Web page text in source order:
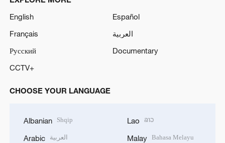
English
Español
Français
العربية
Русский
Documentary
CCTV+
CHOOSE YOUR LANGUAGE
Albanian Shqip
Arabic العربية
Lao ລາວ
Malay Bahasa Melayu